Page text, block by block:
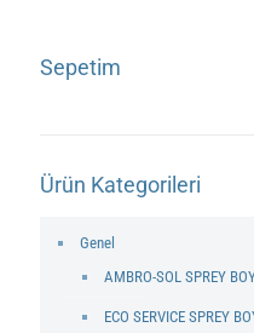
Sepetim
Ürün Kategorileri
Genel
AMBRO-SOL SPREY
ECO SERVICE SPREY